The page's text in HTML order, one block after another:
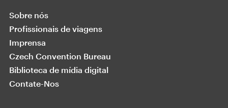
Sobre nós
Profissionais de viagens
Imprensa
Czech Convention Bureau
Biblioteca de mídia digital
Contate-Nos